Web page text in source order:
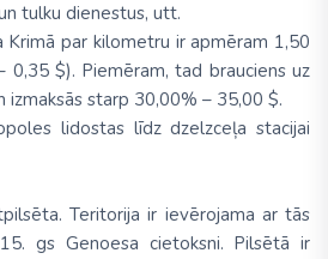
tulku dienestus, utt.
par kilometru ir apmēram 1,50
$). Piemēram, tad brauciens uz
izmaksās starp 30,00% – 35,00 $.
lidostas līdz dzelzceļa stacijai
Teritorija ir ievērojama ar tās
gs Genoesa cietoksni. Pilsētā ir